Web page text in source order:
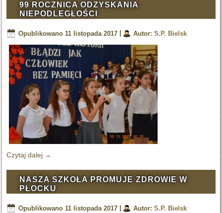
99 ROCZNICA ODZYSKANIA
NIEPODLEGŁOŚCI
Opublikowano 11 listopada 2017 Autor: S.P. Bielsk
Czytaj dalej →
NASZA SZKOŁA PROMUJE ZDROWIE W
PŁOCKU
Opublikowano 11 listopada 2017 Autor: S.P. Bielsk